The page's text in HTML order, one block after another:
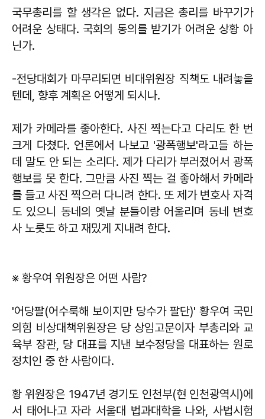
국무총리를 할 생각은 없다. 지금은 총리를 바꾸기가
어려운 상태다. 국회의 동의를 받기가 어려운 상황 아
닌가.
-전당대회가 마무리되면 비대위원장 직책도 내려놓을
텐데, 향후 계획은 어떻게 되시나.
제가 카메라를 좋아한다. 사진 찍는다고 다리도 한 번
크게 다쳤다. 언론에서 나보고 '광폭행보'라고들 하는
데 말도 안 되는 소리다. 제가 다리가 부러졌어서 광폭
행보를 못 한다. 그만큼 사진 찍는 걸 좋아해서 카메라
를 들고 사진 찍으러 다니려 한다. 또 제가 변호사 자격
도 있으니 동네의 옛날 분들이랑 어울리며 동네 변호
사 노릇도 하고 재밌게 지내려 한다.
※ 황우여 위원장은 어떤 사람?
'어당팔(어수룩해 보이지만 당수가 팔단)' 황우여 국민
의힘 비상대책위원장은 당 상임고문이자 부총리와 교
육부 장관, 당 대표를 지낸 보수정당을 대표하는 원로
정치인 중 한 사람이다.
황 위원장은 1947년 경기도 인천부(현 인천광역시)에
서 태어나고 자라 서울대 법과대학을 나와, 사법시험